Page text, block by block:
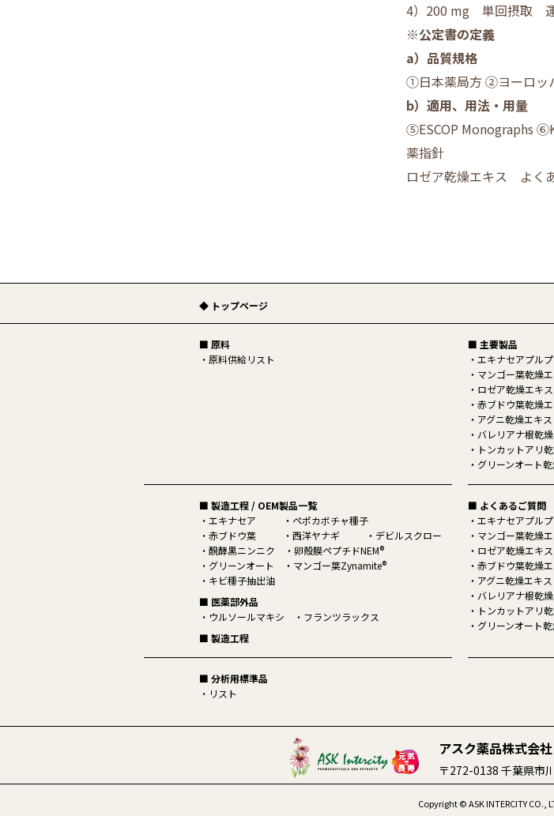
4）200 mg 単回摂取 運
※公定書の定義
a）品質規格
①日本薬局方 ②ヨーロッ
b）適用、用法・用量
⑤ESCOP Monographs
薬指針
ロゼア乾燥エキス よく
◆ トップページ
■ 原料
原料供給リスト
■ 主要製品
エキナセアプル
マンゴー葉乾燥
ロゼア乾燥エキス
赤ブドウ葉乾燥
アグニ乾燥エキス
バレリアナ根乾
トンカットアリ
グリーンオート
■ 製造工程 / OEM製品一覧
エキナセア
ペポカボチャ種子
赤ブドウ葉
西洋ヤナギ
デビルスクロー
醗酵黒ニンニク
卵殻膜ペプチドNEM®
グリーンオート
マンゴー葉Zynamite®
キビ種子抽出油
■ 医薬部外品
ウルソールマキシ
フランツラックス
■ 製造工程
■ よくあるご質問
エキナセアプル
マンゴー葉乾燥
ロゼア乾燥エキス
赤ブドウ葉乾燥
アグニ乾燥エキス
バレリアナ根乾
トンカットアリ
グリーンオート
■ 分析用標準品
リスト
アスク薬品株式会社
〒272-0138 千葉県市
Copyright © ASK INTERCITY CO.,